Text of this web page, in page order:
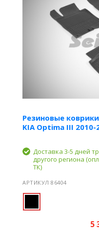
Резиновые
KIA Optima III 2010-
Доставка 3-5 дней
другого региона
ТК)
АРТИКУЛ 86404
5